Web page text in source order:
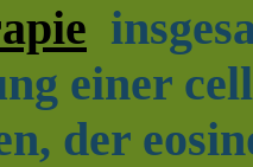
einer
der